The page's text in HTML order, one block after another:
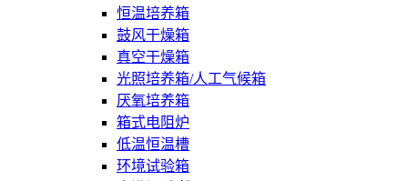
恒温培养箱
鼓风干燥箱
真空干燥箱
光照培养箱/人工气候箱
厌氧培养箱
箱式电阻炉
低温恒温槽
环境试验箱